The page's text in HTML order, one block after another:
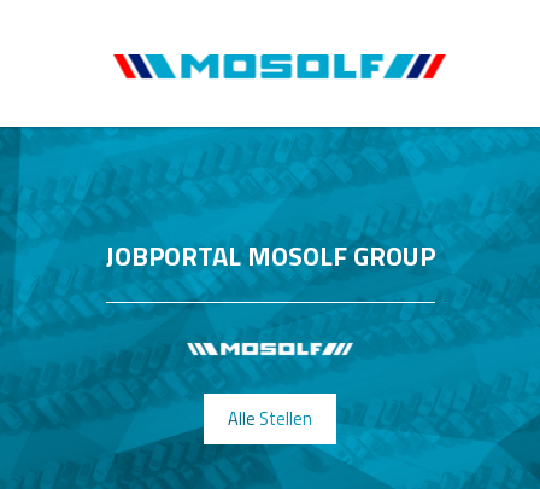
JOBPORTAL MOSOLF GROUP
Alle Stellen